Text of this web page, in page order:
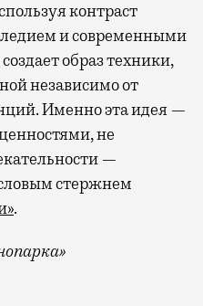
контраст
и современными
образ техники,
независимо от
Именно эта идея —
не
—
стержнем
.
редко выходят за